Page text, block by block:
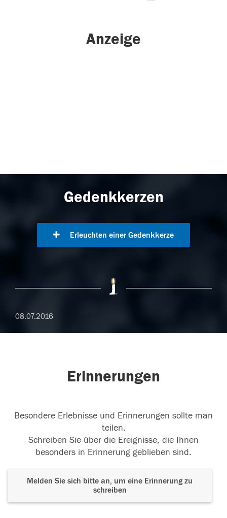
Anzeige
Gedenkkerzen
Erleuchten einer Gedenkkerze
08.07.2016
Erinnerungen
Besondere Erlebnisse und Erinnerungen sollte man
teilen.
Schreiben Sie über die Ereignisse, die Ihnen
besonders in Erinnerung geblieben sind.
Melden Sie sich bitte an, um eine Erinnerung zu
schreiben